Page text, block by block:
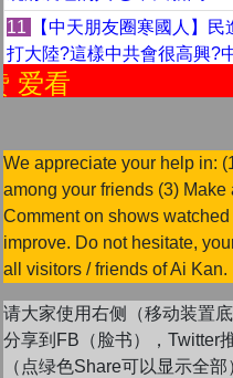
11
【中天朋友圈寒國人】
打大陸?這樣中共會很高興?
12【洪流洞見】公投投票即
点赞 爱看
We appreciate your help in:
among your friends (3)
Comment on shows
improve. Do not hesitate,
all visitors / friends of Ai Kan.
请大家使用右侧（移动装置
分享到FB（脸书），Twitter
（点绿色Share可以显示全部